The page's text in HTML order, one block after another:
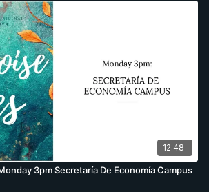
12:48
3pm Secretaría De Economía Campus